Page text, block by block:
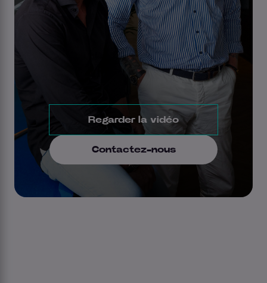
Regarder la vidéo
Contactez-nous